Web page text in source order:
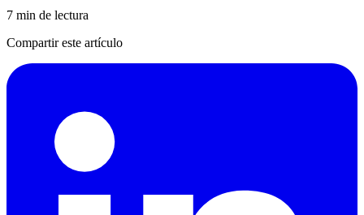
7 min de lectura
Compartir este artículo